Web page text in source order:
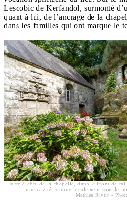
Lescobic de Kerfandol, surmonté
quant à lui, de l’ancrage de la
dans les familles qui ont marqué le
Juste à côté de la chapelle, dans le front de
une cavité connue localement sous le
Mathieu Rivrin -